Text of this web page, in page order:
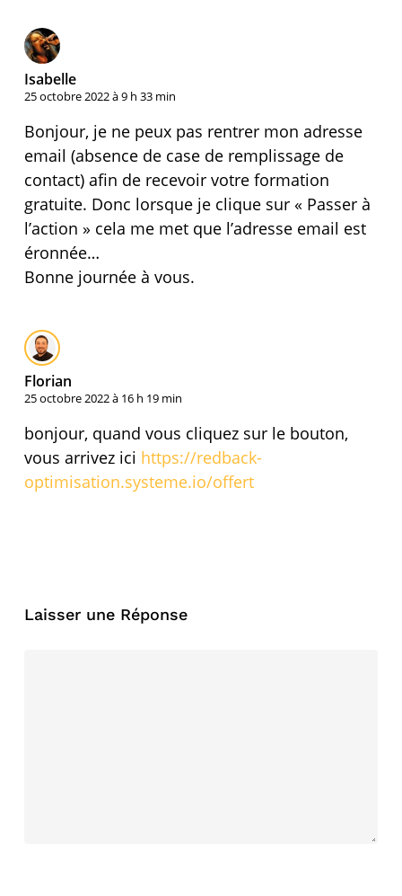
Isabelle
25 octobre 2022 à 9 h 33 min
Bonjour, je ne peux pas rentrer mon adresse
email (absence de case de remplissage de
contact) afin de recevoir votre formation
gratuite. Donc lorsque je clique sur « Passer à
l’action » cela me met que l’adresse email est
éronnée…
Bonne journée à vous.
Florian
25 octobre 2022 à 16 h 19 min
bonjour, quand vous cliquez sur le bouton,
vous arrivez ici https://redback-
optimisation.systeme.io/offert
Laisser une Réponse